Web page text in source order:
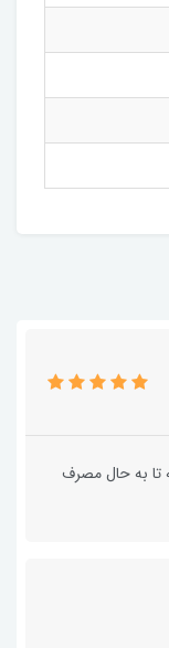
تا به حال مصرف